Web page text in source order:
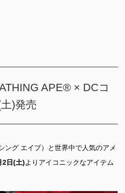
APE® × DCコ
)発売
ング エイプ）と世界中で人気のアメ
2日(土)よりアイコニックなアイテム